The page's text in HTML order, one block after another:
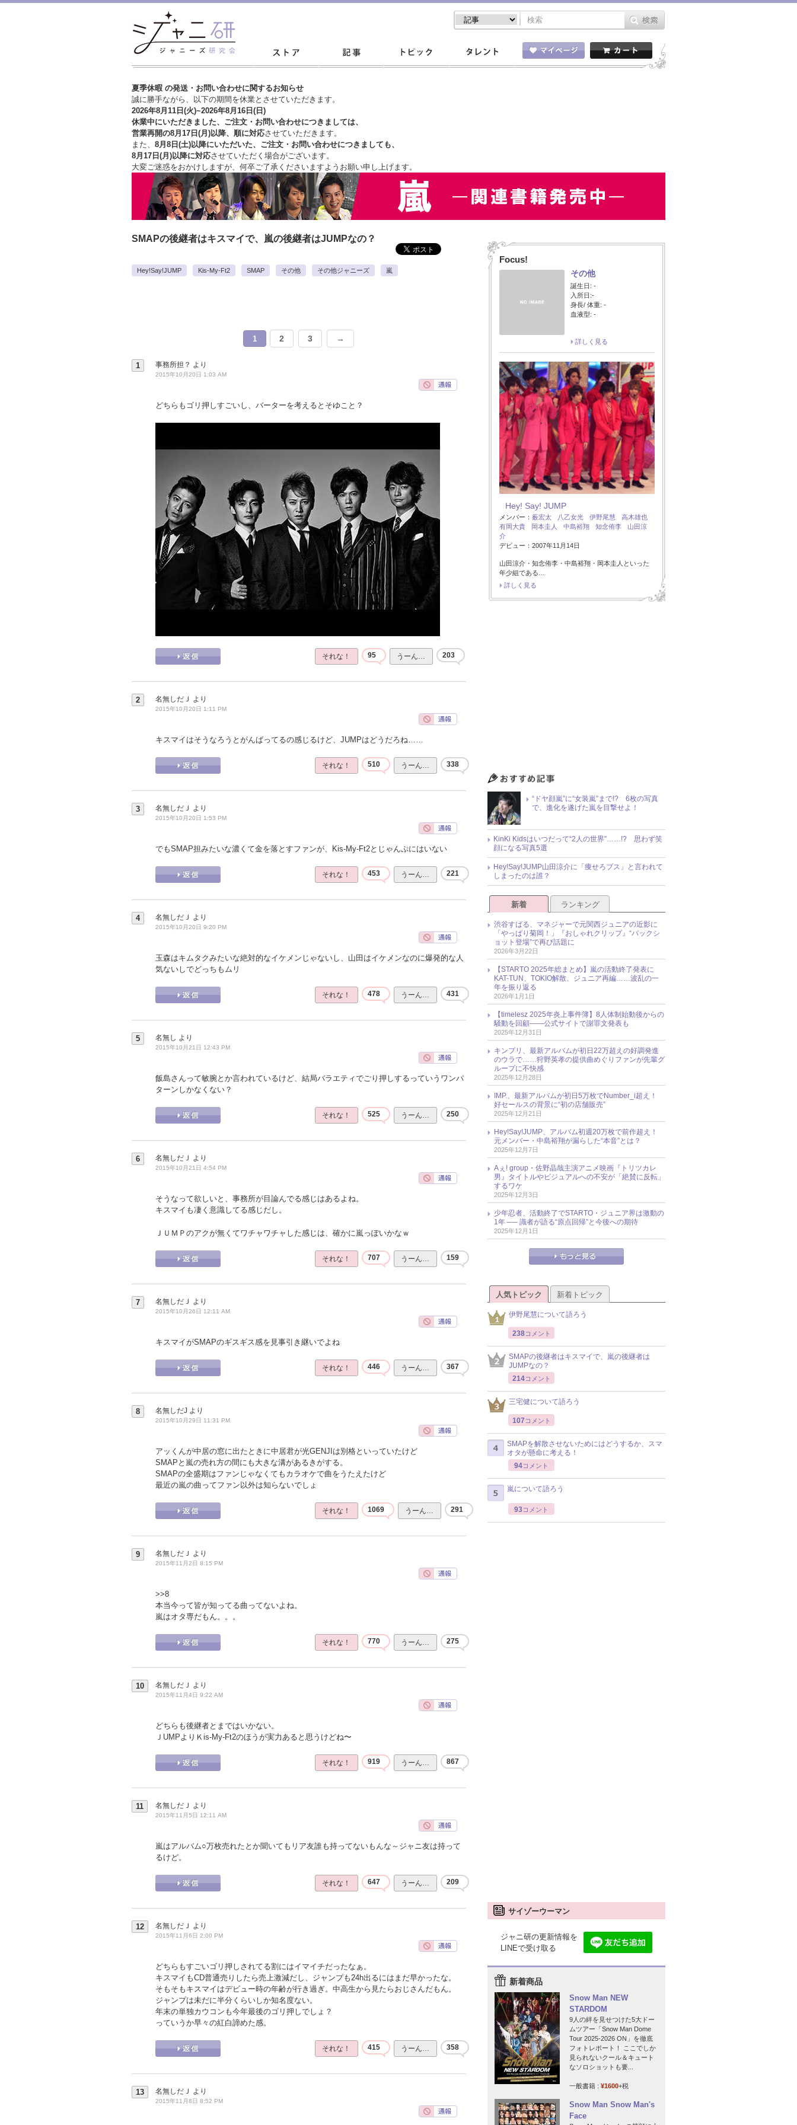
夏季休暇 の発送・お問い合わせに関するお知らせ
誠に勝手ながら、以下の期間を休業とさせていただきます。
2026年8月11日(火)~2026年8月16日(日)
休業中にいただきました、ご注文・お問い合わせにつきましては、
営業再開の8月17日(月)以降、順に対応させていただきます。
また、 8月8日(土)以降にいただいた、ご注文・ お問い合わせにつきましても、
8月17日(月)以降に対応させていただく場合がございます。
大変ご迷惑をおかけしますが、 何卒ご了承くださいますようお願い申し上げます。
SMAPの後継者はキスマイで、嵐の後継者はJUMPなの？
Hey!Say!JUMP Kis-My-Ft2 SMAP その他 その他ジャニーズ 嵐
1 2 3 →
1 事務所担？ より
2015年10月20日 1:03 AM
どちらもゴリ押しすごいし、バーターを考えるとそゆこと？
それな！ 95 うーん… 203
2 名無しだＪ より
2015年10月20日 1:11 PM
キスマイはそうなろうとがんばってるの感じるけど、JUMPはどうだろね……
それな！ 510 うーん… 338
3 名無しだＪ より
2015年10月20日 1:53 PM
でもSMAP担みたいな濃くて金を落とすファンが、Kis-My-Ft2とじゃんぷにはいない
それな！ 453 うーん… 221
4 名無しだＪ より
2015年10月20日 9:20 PM
玉森はキムタクみたいな絶対的なイケメンじゃないし、山田はイケメンなのに爆発的な人
気ないしでどっちもムリ
それな！ 478 うーん… 431
5 名無し より
2015年10月21日 12:43 PM
飯島さんって敏腕とか言われているけど、結局バラエティでごり押しするっていうワンパ
ターンしかなくない？
それな！ 525 うーん… 250
6 名無しだＪ より
2015年10月21日 4:54 PM
そうなって欲しいと、事務所が目論んでる感じはあるよね。
キスマイも凄く意識してる感じだし。
ＪＵＭＰのアクが無くてワチャワチャした感じは、確かに嵐っぽいかなｗ
それな！ 707 うーん… 159
7 名無しだＪ より
2015年10月26日 12:11 AM
キスマイがSMAPのギスギス感を見事引き継いでよね
それな！ 446 うーん… 367
8 名無しだJ より
2015年10月29日 11:31 PM
アッくんが中居の窓に出たときに中居君が光GENJIは別格といっていたけど
SMAPと嵐の売れ方の間にも大きな溝があるきがする。
SMAPの全盛期はファンじゃなくてもカラオケで曲をうたえたけど
最近の嵐の曲ってファン以外は知らないでしょ
それな！ 1069 うーん… 291
9 名無しだＪ より
2015年11月2日 8:15 PM
>>8
本当今って皆が知ってる曲ってないよね。
嵐はオタ専だもん。。。
それな！ 770 うーん… 275
10 名無しだＪ より
2015年11月4日 9:22 AM
どちらも後継者とまではいかない。
ＪUMPよりＫis-My-Ft2のほうが実力あると思うけどね〜
それな！ 919 うーん… 867
11 名無しだＪ より
2015年11月5日 12:11 AM
嵐はアルバム○万枚売れたとか聞いてもリア友誰も持ってないもんな～ジャニ友は持って
るけど。
それな！ 647 うーん… 209
12 名無しだＪ より
2015年11月6日 2:00 PM
どちらもすごいゴリ押しされてる割にはイマイチだったなぁ。
キスマイもCD普通売りしたら売上激減だし、ジャンプも24h出るにはまだ早かったな。
そもそもキスマイはデビュー時の年齢が行き過ぎ。中高生から見たらおじさんだもん。
ジャンプは未だに半分くらいしか知名度ない。
年末の単独カウコンも今年最後のゴリ押しでしょ？
っていうか早々の紅白諦めた感。
それな！ 415 うーん… 358
13 名無しだＪ より
2015年11月8日 8:52 PM
Focus!
その他
誕生日: -
入所日:-
身長/ 体重: -
血液型: -
詳しく見る
Hey! Say! JUMP
メンバー： 薮宏太 八乙女光 伊野尾慧
高木雄也
有岡大貴
岡本圭人 中島裕翔 知念侑李
山田涼
介
デビュー：2007年11月14日
山田涼介・知念侑李・中島裕翔・岡本圭人といった
年少組である…
詳しく見る
“ドヤ顔嵐”に“女装嵐”まで!? 6枚の写真
で、進化を遂げた嵐を目撃せよ！
KinKi Kidsはいつだって“2人の世界”……!? 思わず笑
顔になる写真5選
Hey!Say!JUMP山田涼介に「痩せろブス」と言われて
しまったのは誰？
新着 ランキング
渋谷すばる、マネジャーで元関西ジュニアの近影に
「やっぱり菊岡！」『おしゃれクリップ』“バックシ
ョット登場”で再び話題に
2026年3月22日
【STARTO 2025年総まとめ】嵐の活動終了発表に
KAT-TUN、TOKIO解散、ジュニア再編……波乱の一
年を振り返る
2026年1月1日
【timelesz 2025年炎上事件簿】8人体制始動後からの
騒動を回顧――公式サイトで謝罪文発表も
2025年12月31日
キンプリ、最新アルバムが初日22万超えの好調発進
のウラで……狩野英孝の提供曲めぐりファンが先輩グ
ループに不快感
2025年12月28日
IMP.、最新アルバムが初日5万枚でNumber_i超え！
好セールスの背景に“初の店舗販売”
2025年12月21日
Hey!Say!JUMP、アルバム初週20万枚で前作超え！
元メンバー・中島裕翔が漏らした“本音”とは？
2025年12月7日
Aぇ! group・佐野晶哉主演アニメ映画『トリツカレ
男』タイトルやビジュアルへの不安が「絶賛に反転」
するワケ
2025年12月3日
少年忍者、活動終了でSTARTO・ジュニア界は激動の
1年 ── 識者が語る“原点回帰”と今後への期待
2025年12月1日
人気トピック 新着トピック
伊野尾慧について語ろう
238コメント
SMAPの後継者はキスマイで、嵐の後継者は
JUMPなの？
214コメント
三宅健について語ろう
107 コメント
SMAPを解散させないためにはどうするか、スマ
オタが懸命に考える！
94コメント
嵐について語ろう
93コメント
サイゾーウーマン
ジャニ研の更新情報を
LINEで受け取る
新着商品
Snow Man NEW
STARDOM
9人の絆を見せつけた5大ドー
ムツアー「Snow Man Dome
Tour 2025-2026 ON」を徹底
フォトレポート！ ここでしか
見られないクール＆キュート
なソロショットも要...
一般書籍 : ¥1600+税
Snow Man Snow Man's
Face